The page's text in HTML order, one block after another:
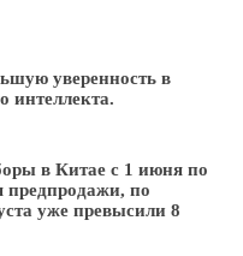
уверенность в
интеллекта.
в Китае с 1 июня по
предпродажи, по
уже превысили 8